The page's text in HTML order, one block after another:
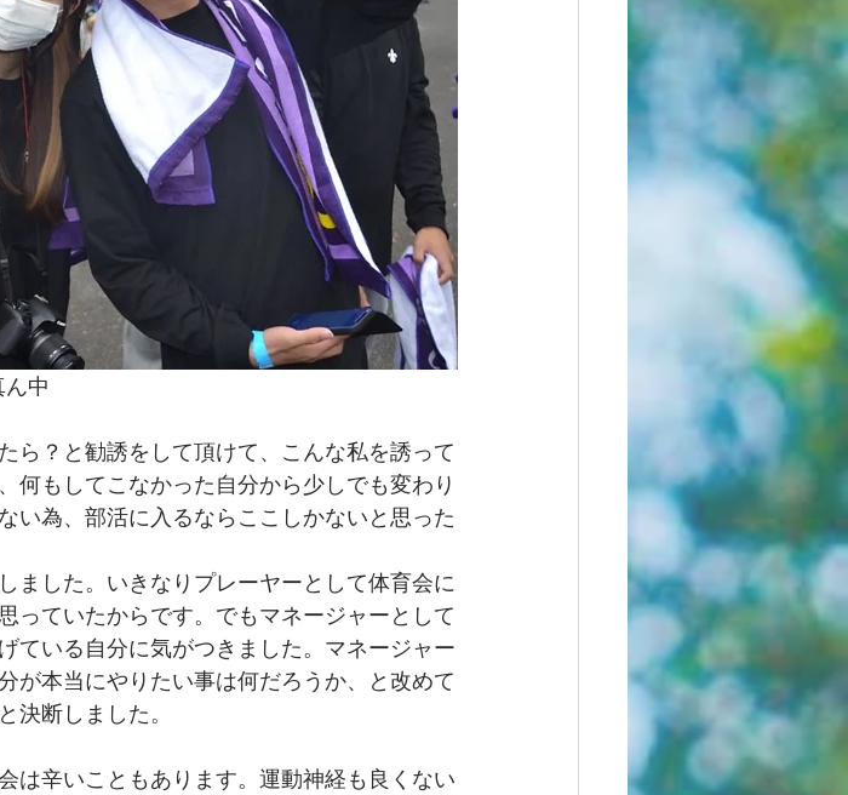
中
ら？と勧誘をして頂けて、こんな私を誘って
何もしてこなかった自分から少しでも変わり
い為、部活に入るならここしかないと思った
ました。いきなりプレーヤーとして体育会に
っていたからです。でもマネージャーとして
ている自分に気がつきました。マネージャー
が本当にやりたい事は何だろうか、と改めて
決断しました。
は辛いこともあります。運動神経も良くない